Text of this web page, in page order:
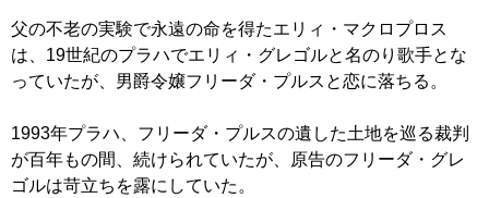
父の不老の実験で永遠の命を得たエリィ・マクロプロス
は、19世紀のプラハでエリィ・グレゴルと名のり歌手とな
っていたが、男爵令嬢フリーダ・プルスと恋に落ちる。
1993年プラハ、フリーダ・プルスの遺した土地を巡る裁判
が百年もの間、続けられていたが、原告のフリーダ・グレ
ゴルは苛立ちを露にしていた。